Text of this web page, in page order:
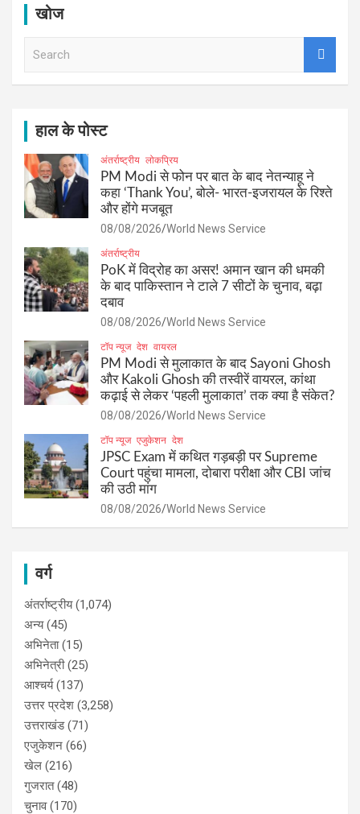
खोज
हाल के पोस्ट
अंतर्राष्ट्रीय लोकप्रिय
PM Modi से फोन पर बात के बाद नेतन्याहू ने
कहा ‘Thank You’, बोले- भारत-इजरायल के रिश्ते
और होंगे मजबूत
08/08/2026 World News Service
अंतर्राष्ट्रीय
PoK में विद्रोह का असर! अमान खान की धमकी
के बाद पाकिस्तान ने टाले 7 सीटों के चुनाव, बढ़ा
दबाव
08/08/2026 World News Service
टॉप न्यूज देश वायरल
PM Modi से मुलाकात के बाद Sayoni Ghosh
और Kakoli Ghosh की तस्वीरें वायरल, कांथा
कढ़ाई से लेकर ‘पहली मुलाकात’ तक क्या है संकेत?
08/08/2026 World News Service
टॉप न्यूज एजुकेशन देश
JPSC Exam में कथित गड़बड़ी पर Supreme
Court पहुंचा मामला, दोबारा परीक्षा और CBI जांच
की उठी मांग
08/08/2026 World News Service
वर्ग
अंतर्राष्ट्रीय(1,074)
अन्य(45)
अभिनेता(15)
अभिनेत्री(25)
आश्चर्य(137)
उत्तर प्रदेश (3,258)
उत्तराखंड(71)
एजुकेशन (66)
खेल (216)
गुजरात(48)
चुनाव(170)